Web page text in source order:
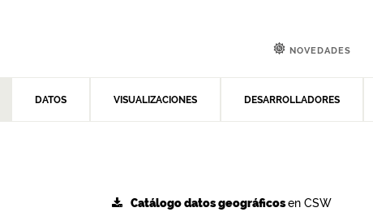
DATOS VISUALIZACIONES DESARROLLADORES
NOVEDADES
Catálogo datos geográficosen CSW